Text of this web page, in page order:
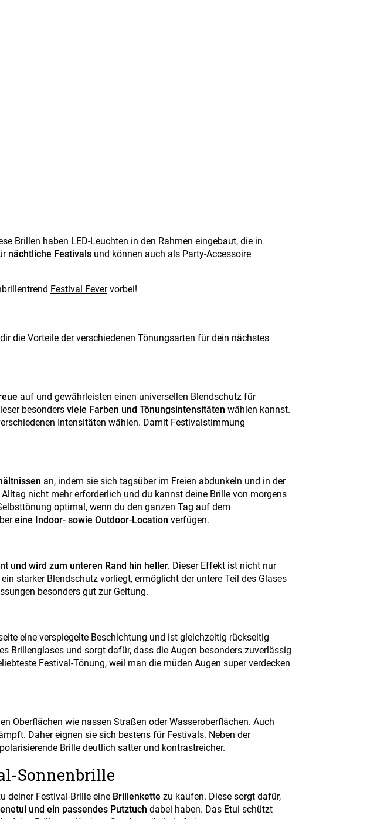
Brillen haben LED-Leuchten in den Rahmen eingebaut, die in
nächtliche Festivals und können auch als Party-Accessoire
Festival Fevervorbei!
die Vorteile der verschiedenen Tönungsarten für dein nächstes
auf und gewährleisten einen universellen Blendschutz für
besonders viele Farben und Tönungsintensitäten wählen kannst.
Intensitäten wählen. Damit Festivalstimmung
an, indem sie sich tagsüber im Freien abdunkeln und in der
nicht mehr erforderlich und du kannst deine Brille von morgens
optimal, wenn du den ganzen Tag auf dem
eine Indoor- sowie Outdoor-Location verfügen.
und wird zum unteren Rand hin heller. Dieser Effekt ist nicht nur
starker Blendschutz vorliegt, ermöglicht der untere Teil des Glases
besonders gut zur Geltung.
eine verspiegelte Beschichtung und ist gleichzeitig rückseitig
Brillenglases und sorgt dafür, dass die Augen besonders zuverlässig
Festival-Tönung, weil man die müden Augen super verdecken
Oberflächen wie nassen Straßen oder Wasseroberflächen. Auch
Daher eignen sie sich bestens für Festivals. Neben der
Brille deutlich satter und kontrastreicher.
Sonnenbrille
deiner Festival-Brille eine Brillenkette zu kaufen. Diese sorgt dafür,
und ein passendes Putztuch dabei haben. Das Etui schützt